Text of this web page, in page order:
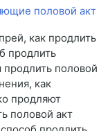
как продлить
продлить
продлить половой
как
продляют
половой акт